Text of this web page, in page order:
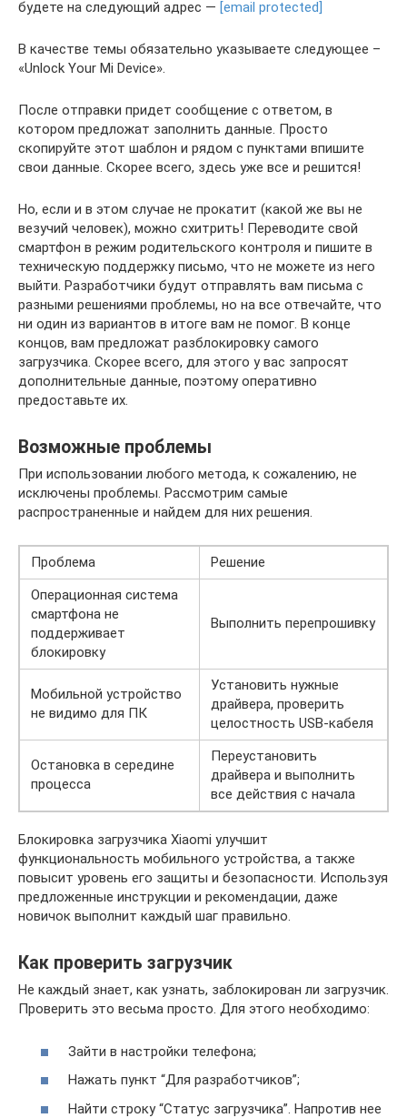
будете на следующий адрес — [email protected]
В качестве темы обязательно указываете следующее –
«Unlock Your Mi Device».
После отправки придет сообщение с ответом, в
котором предложат заполнить данные. Просто
скопируйте этот шаблон и рядом с пунктами впишите
свои данные. Скорее всего, здесь уже все и решится!
Но, если и в этом случае не прокатит (какой же вы не
везучий человек), можно схитрить! Переводите свой
смартфон в режим родительского контроля и пишите в
техническую поддержку письмо, что не можете из него
выйти. Разработчики будут отправлять вам письма с
разными решениями проблемы, но на все отвечайте, что
ни один из вариантов в итоге вам не помог. В конце
концов, вам предложат разблокировку самого
загрузчика. Скорее всего, для этого у вас запросят
дополнительные данные, поэтому оперативно
предоставьте их.
Возможные проблемы
При использовании любого метода, к сожалению, не
исключены проблемы. Рассмотрим самые
распространенные и найдем для них решения.
Проблема
Решение
Операционная система
смартфона не
поддерживает
блокировку
Выполнить перепрошивку
Мобильной устройство
не видимо для ПК
Установить нужные
драйвера, проверить
целостность USB-кабеля
Остановка в середине
процесса
Переустановить
драйвера и выполнить
все действия с начала
Блокировка загрузчика Xiaomi улучшит
функциональность мобильного устройства, а также
повысит уровень его защиты и безопасности. Используя
предложенные инструкции и рекомендации, даже
новичок выполнит каждый шаг правильно.
Как проверить загрузчик
Не каждый знает, как узнать, заблокирован ли загрузчик.
Проверить это весьма просто. Для этого необходимо:
Зайти в настройки телефона;
Нажать пункт “Для разработчиков”;
Найти строку “Статус загрузчика”. Напротив нее